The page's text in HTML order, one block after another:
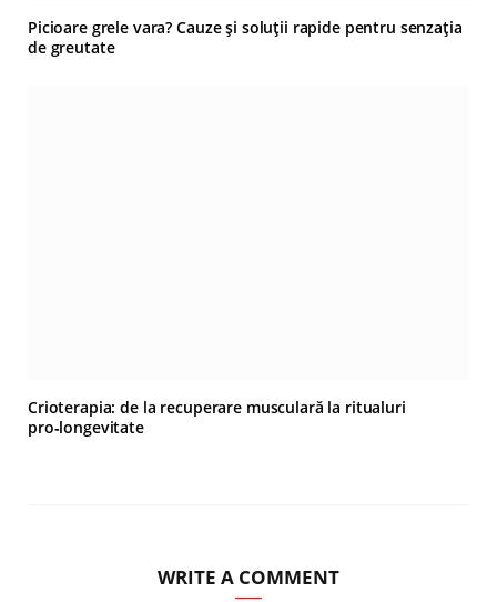
Picioare grele vara? Cauze și soluții rapide pentru senzația
de greutate
Crioterapia: de la recuperare musculară la ritualuri
pro‑longevitate
WRITE A COMMENT